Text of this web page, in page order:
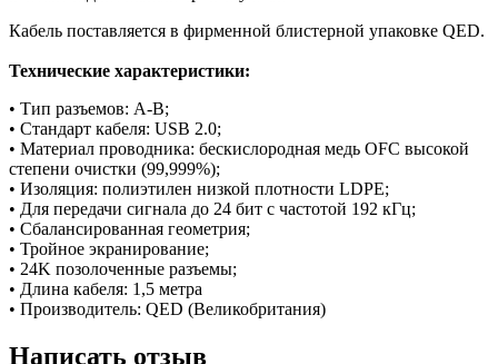
Кабель поставляется в фирменной блистерной упаковке QED.
Технические характеристики:
• Тип разъемов: A-B;
• Стандарт кабеля: USB 2.0;
• Материал проводника: бескислородная медь OFC высокой
степени очистки (99,999%);
• Изоляция: полиэтилен низкой плотности LDPE;
• Для передачи сигнала до 24 бит с частотой 192 кГц;
• Сбалансированная геометрия;
• Тройное экранирование;
• 24K позолоченные разъемы;
• Длина кабеля: 1,5 метра
• Производитель: QED (Великобритания)
Написать отзыв